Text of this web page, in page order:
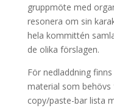
gruppmöte med
resonera om sin
hela kommittén
de olika förslagen.
För nedladdning
material som
copy/paste-bar lista